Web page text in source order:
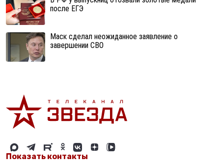
после ЕГЭ
Маск сделал неожиданное заявление о
завершении СВО
Показать контакты